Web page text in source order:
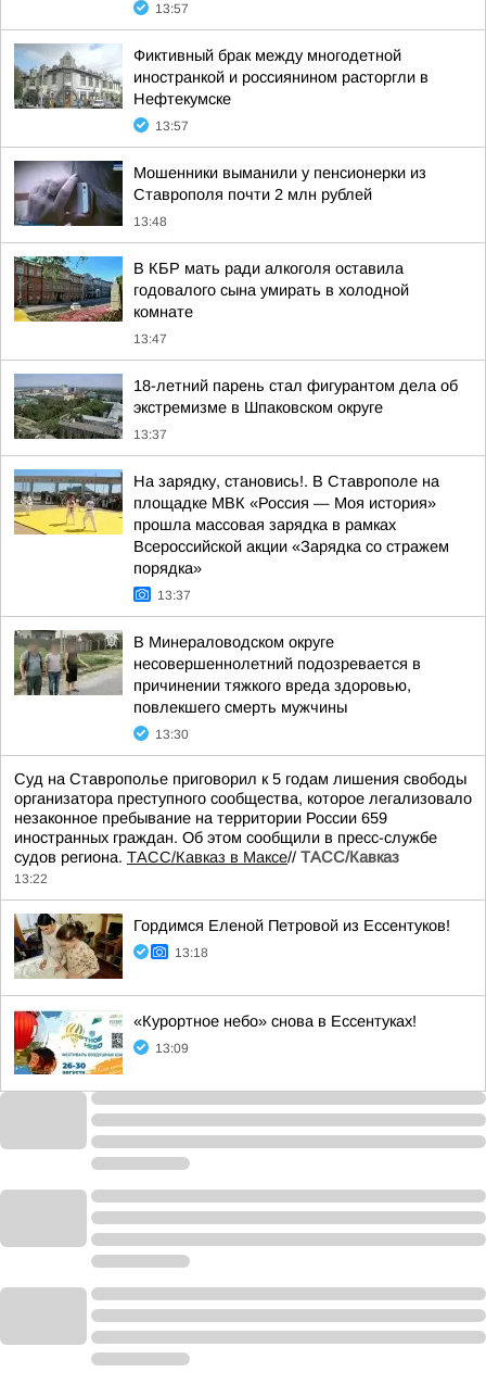
13:57
Фиктивный брак между многодетной
иностранкой и россиянином расторгли в
Нефтекумске
13:57
Мошенники выманили у пенсионерки из
Ставрополя почти 2 млн рублей
13:48
В КБР мать ради алкоголя оставила
годовалого сына умирать в холодной
комнате
13:47
18-летний парень стал фигурантом дела об
экстремизме в Шпаковском округе
13:37
На зарядку, становись!. В Ставрополе на
площадке МВК «Россия — Моя история»
прошла массовая зарядка в рамках
Всероссийской акции «Зарядка со стражем
порядка»
13:37
В Минераловодском округе
несовершеннолетний подозревается в
причинении тяжкого вреда здоровью,
повлекшего смерть мужчины
13:30
Суд на Ставрополье приговорил к 5 годам лишения свободы
организатора преступного сообщества, которое легализовало
незаконное пребывание на территории России 659
иностранных граждан. Об этом сообщили в пресс-службе
судов региона. ТАСС/Кавказ в Максе// ТАСС/Кавказ
13:22
Гордимся Еленой Петровой из Ессентуков!
13:18
«Курортное небо» снова в Ессентуках!
13:09